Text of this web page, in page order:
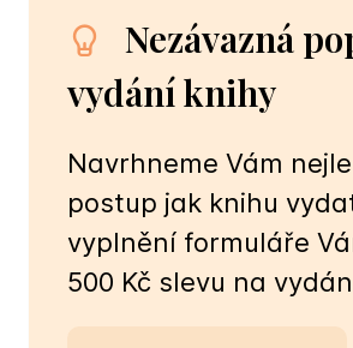
Nezávazná
vydání knihy
Navrhneme Vám
postup jak knihu
vyplnění formuláře
500 Kč slevu na